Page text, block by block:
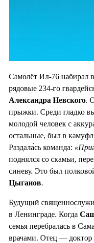
Самолёт Ил-76 набирал
рядовые 234-го
Александра Невского.
прыжки. Среди гладко
молодой человек с
остальные, был в
Раздала́сь команда:
поднялся со скамьи,
синеву. Это был
Цыганов.
Будущий
в Ленинграде. Когда
семья перебралась в
врачами. Отец —